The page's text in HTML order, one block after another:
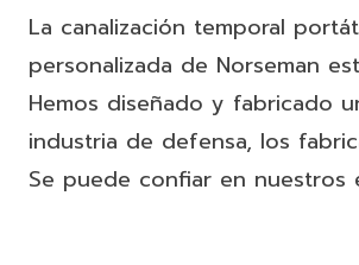
La canalización temporal
personalizada de Norseman
Hemos diseñado y fabricado
industria de defensa, los
Se puede confiar en